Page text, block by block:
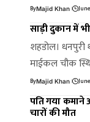
ByMajid Khan
साड़ी दुकान में
शहडोल। धनपुरी
माईकल चौक
ByMajid Khan
पति गया कमाने
चारों की मौत